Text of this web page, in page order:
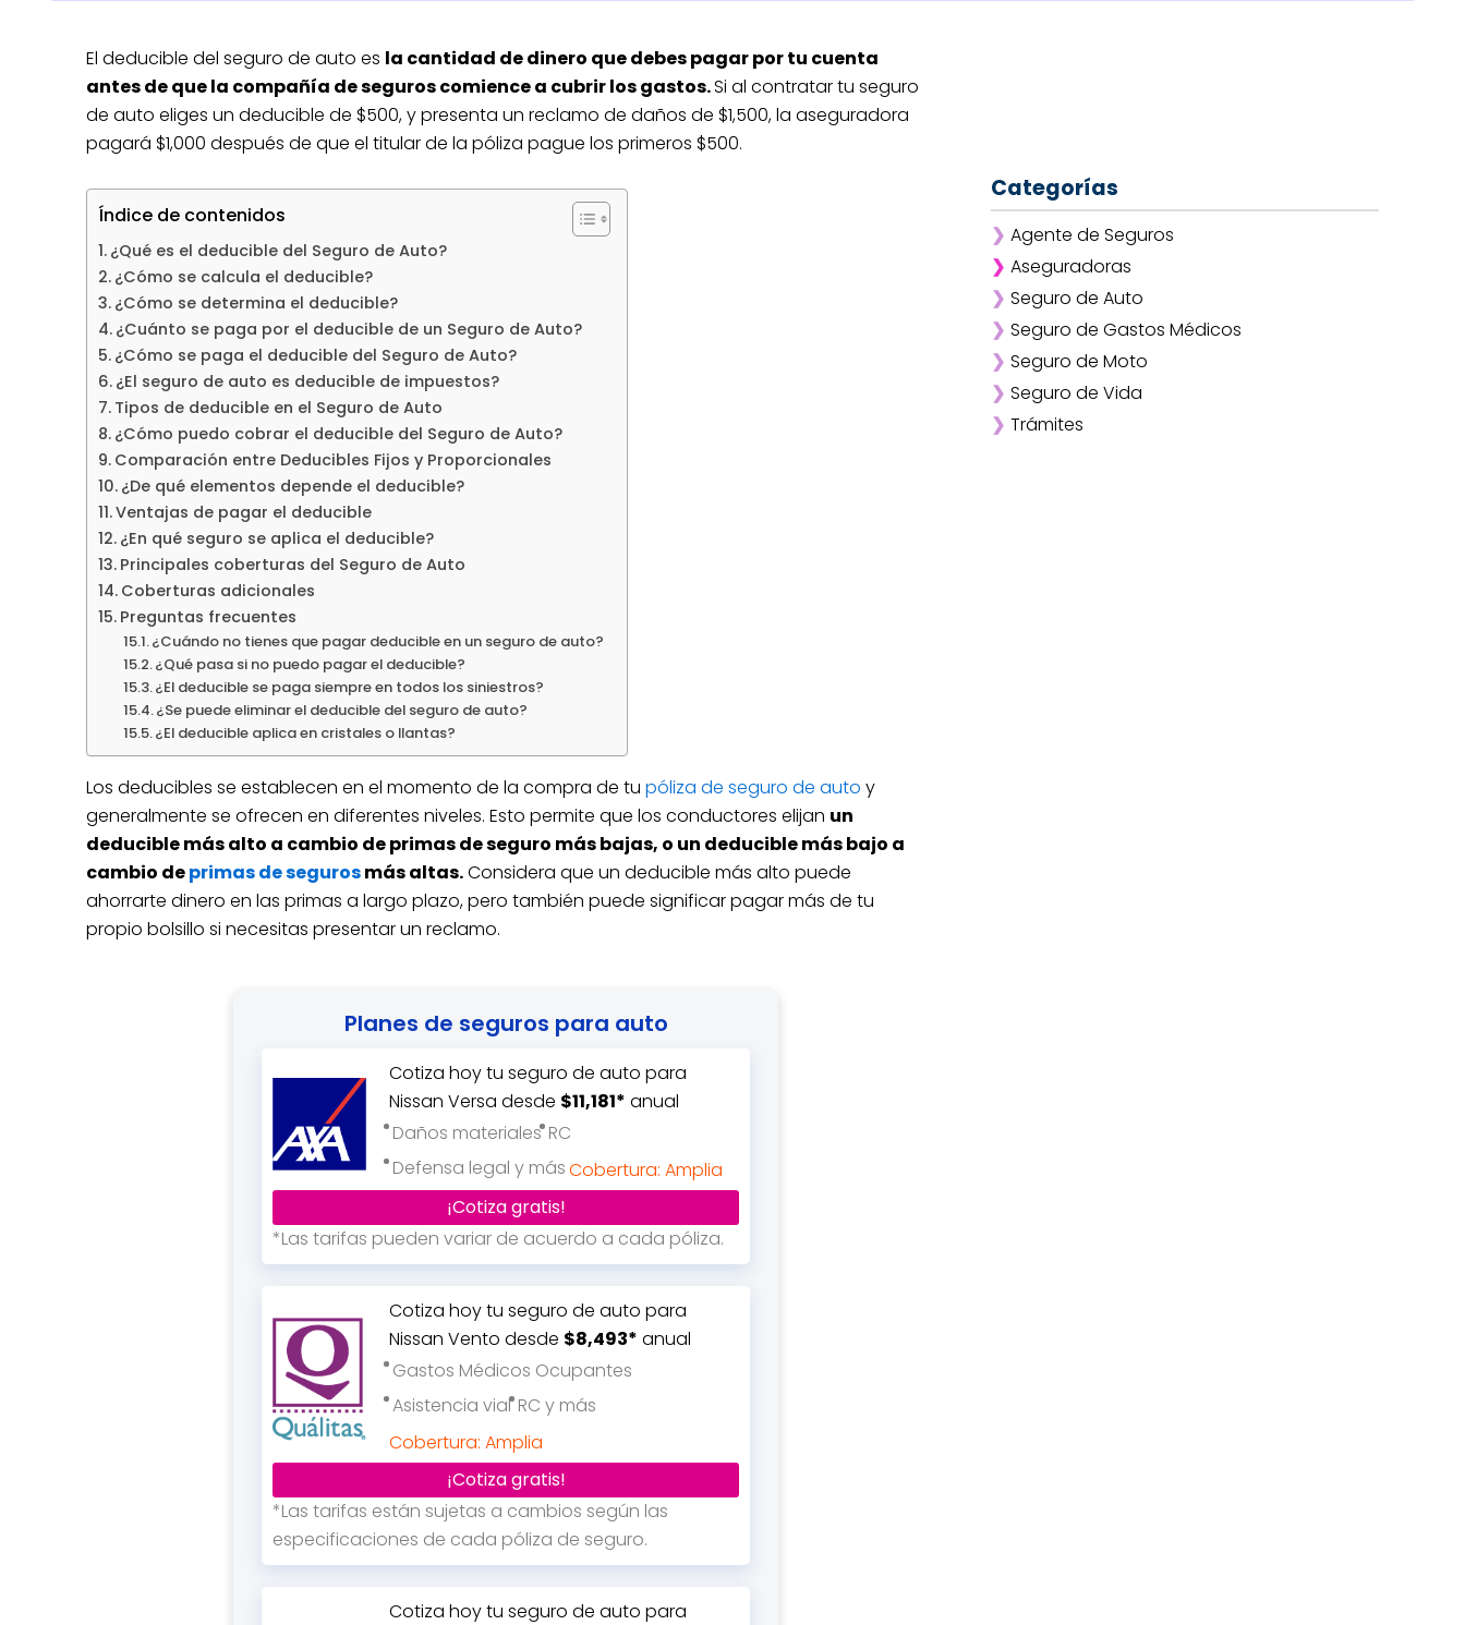
El deducible del seguro de auto es la cantidad de dinero que debes pagar por tu cuenta
antes de que la compañía de seguros comience a cubrir los gastos.Si al contratar tu seguro
de auto eliges un deducible de $500, y presenta un reclamo de daños de $1,500, la aseguradora
pagará $1,000 después de que el titular de la póliza pague los primeros $500.
Índice de contenidos
¿Qué es el deducible del Seguro de Auto?
¿Cómo se calcula el deducible?
¿Cómo se determina el deducible?
¿Cuánto se paga por el deducible de un Seguro de Auto?
¿Cómo se paga el deducible del Seguro de Auto?
¿El seguro de auto es deducible de impuestos?
Tipos de deducible en el Seguro de Auto
¿Cómo puedo cobrar el deducible del Seguro de Auto?
Comparación entre Deducibles Fijos y Proporcionales
¿De qué elementos depende el deducible?
Ventajas de pagar el deducible
¿En qué seguro se aplica el deducible?
Principales coberturas del Seguro de Auto
Coberturas adicionales
Preguntas frecuentes
¿Cuándo no tienes que pagar deducible en un seguro de auto?
¿Qué pasa si no puedo pagar el deducible?
¿El deducible se paga siempre en todos los siniestros?
¿Se puede eliminar el deducible del seguro de auto?
¿El deducible aplica en cristales o llantas?
Los deducibles se establecen en el momento de la compra de tu póliza de seguro de auto y
generalmente se ofrecen en diferentes niveles. Esto permite que los conductores elijan un
deducible más alto a cambio de primas de seguro más bajas, o un deducible más bajo a
cambio deprimas de segurosmás altas.Considera que un deducible más alto puede
ahorrarte dinero en las primas a largo plazo, pero también puede significar pagar más de tu
propio bolsillo si necesitas presentar un reclamo.
Planes de seguros para auto
Cotiza hoy tu seguro de auto para
Nissan Versa desde $11,181* anual
Daños materiales RC
Defensa legal y másCobertura: Amplia
¡Cotiza gratis!
*Las tarifas pueden variar de acuerdo a cada póliza.
Cotiza hoy tu seguro de auto para
Nissan Vento desde $8,493* anual
Gastos Médicos Ocupantes
Asistencia vial RC y más
Cobertura: Amplia
¡Cotiza gratis!
*Las tarifas están sujetas a cambios según las
especificaciones de cada póliza de seguro.
Cotiza hoy tu seguro de auto para
Categorías
❯ Agente de Seguros
❯ Aseguradoras
❯ Afirme
❯ ANA
❯ AXA
❯ Chubb
❯ GNP
❯ Seguro de Auto
❯ Seguro de Gastos Médicos
❯ Seguro de Moto
❯ Seguro de Vida
❯ Trámites